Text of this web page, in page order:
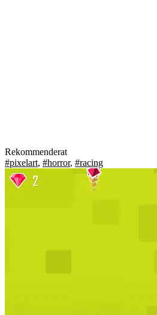
Rekommenderat
#pixelart, #horror, #racing